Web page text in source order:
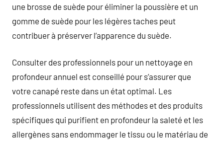
une brosse de suède pour éliminer la poussière et un
gomme de suède pour les légères taches peut
contribuer à préserver l’apparence du suède.
Consulter des professionnels pour un nettoyage en
profondeur annuel est conseillé pour s’assurer que
votre canapé reste dans un état optimal. Les
professionnels utilisent des méthodes et des produits
spécifiques qui purifient en profondeur la saleté et les
allergènes sans endommager le tissu ou le matériau de